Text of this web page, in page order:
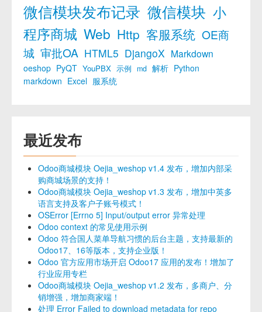
微信模块发布记录 微信模块 小
程序商城 Web Http 客服系统 OE商
城 审批OA HTML5 DjangoX Markdown
oeshop PyQT YouPBX 示例 md 解析 Python
markdown Excel 服系统
最近发布
Odoo商城模块 Oejia_weshop v1.4 发布，增加内部采
购商城场景的支持！
Odoo商城模块 Oejia_weshop v1.3 发布，增加中英多
语言支持及客户子账号模式！
OSError [Errno 5] Input/output error 异常处理
Odoo context 的常见使用示例
Odoo 符合国人菜单导航习惯的后台主题，支持最新的
Odoo17、16等版本，支持企业版！
Odoo 官方应用市场开启 Odoo17 应用的发布！增加了
行业应用专栏
Odoo商城模块 Oejia_weshop v1.2 发布，多商户、分
销增强，增加商家端！
处理 Error Failed to download metadata for repo